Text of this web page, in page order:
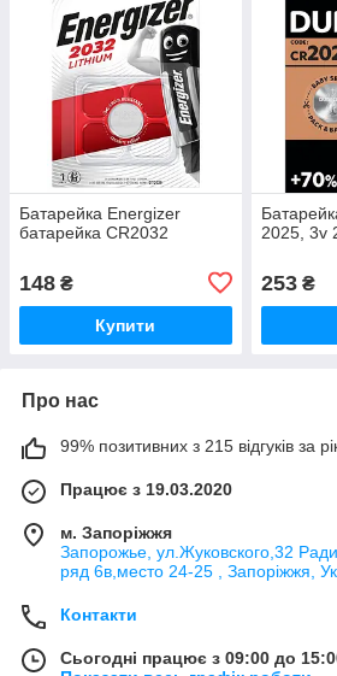
Батарейка Energizer
батарейка CR2032
148 ₴
Купити
2025, 3v
253₴
Про нас
99% позитивних з 215 відгуків за
Працює з 19.03.2020
м. Запоріжжя
Запорожье, ул.Жуковского,32
ряд 6в,место 24-25 , Запоріжжя,
Контакти
Сьогодні працює з 09:00 до